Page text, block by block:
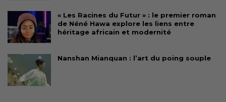
« Les Racines du Futur » : le premier roman
de Néné Hawa explore les liens entre
héritage africain et modernité
Nanshan Mianquan : l’art du poing souple